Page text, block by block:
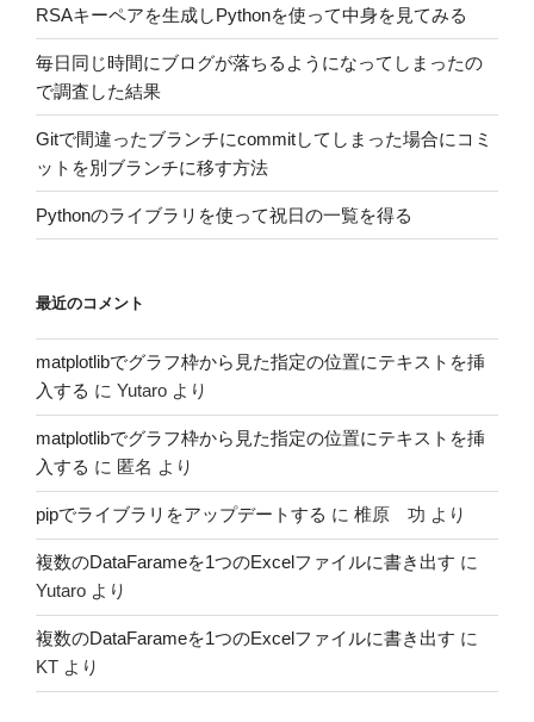
RSAキーペアを生成しPythonを使って中身を見てみる
毎日同じ時間にブログが落ちるようになってしまったの
で調査した結果
Gitで間違ったブランチにcommitしてしまった場合にコミ
ットを別ブランチに移す方法
Pythonのライブラリを使って祝日の一覧を得る
最近のコメント
matplotlibでグラフ枠から見た指定の位置にテキストを挿
入する に Yutaro より
matplotlibでグラフ枠から見た指定の位置にテキストを挿
入する に 匿名 より
pipでライブラリをアップデートする に 椎原 功 より
複数のDataFarameを1つのExcelファイルに書き出す に
Yutaro より
複数のDataFarameを1つのExcelファイルに書き出す に
KT より